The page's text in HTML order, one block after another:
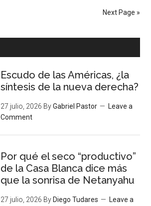
Next Page »
Escudo de las Américas, ¿la
síntesis de la nueva derecha?
27 julio, 2026 ByGabriel Pastor
Leave a
Comment
Por qué el seco “productivo”
de la Casa Blanca dice más
que la sonrisa de Netanyahu
27 julio, 2026 By Diego Tudares
Leave a